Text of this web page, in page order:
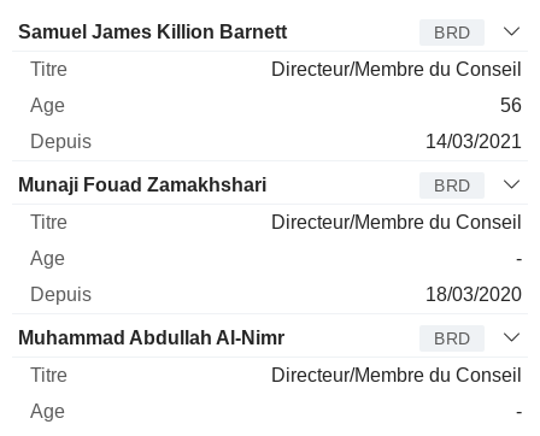
Administrateur Titre Age Depuis
Samuel James Killion Barnett BRD
Directeur/Membre du Conseil
56
14/03/2021
Munaji Fouad Zamakhshari BRD
Directeur/Membre du Conseil
-
18/03/2020
Muhammad Abdullah Al-Nimr BRD
Directeur/Membre du Conseil
-